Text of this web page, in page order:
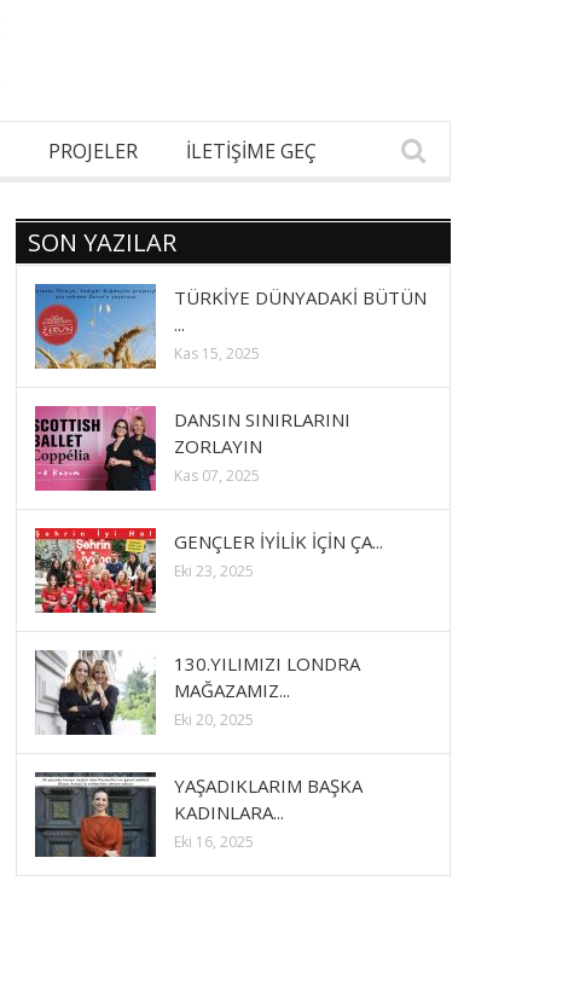
PROJELER İLETİŞİME GEÇ
SON YAZILAR
TÜRKİYE DÜNYADAKİ BÜTÜN
...
Kas 15, 2025
DANSIN SINIRLARINI
ZORLAYIN
Kas 07, 2025
GENÇLER İYİLİK İÇİN ÇA...
Eki 23, 2025
130.YILIMIZI LONDRA
MAĞAZAMIZ...
Eki 20, 2025
YAŞADIKLARIM BAŞKA
KADINLARA...
Eki 16, 2025